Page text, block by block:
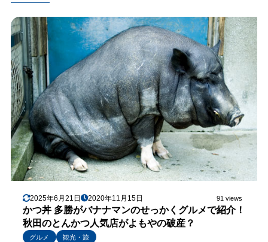
2025年6月21日 2020年11月15日 91 views
かつ丼 多勝がバナナマンのせっかくグルメで紹介！
秋田のとんかつ人気店がよもやの破産？
グルメ
観光・旅